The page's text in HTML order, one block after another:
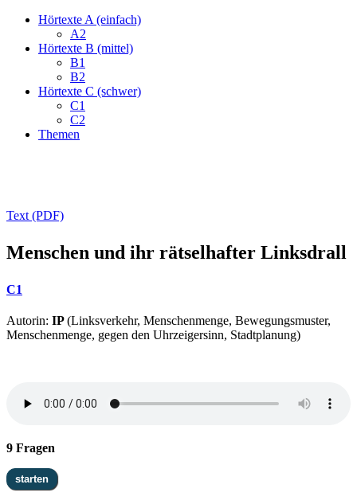
Hörtexte A (einfach)
A2
Hörtexte B (mittel)
B1
B2
Hörtexte C (schwer)
C1
C2
Themen
Text (PDF)
Menschen und ihr rätselhafter Linksdrall
C1
Autorin: IP(Linksverkehr, Menschenmenge, Bewegungsmuster,
Menschenmenge, gegen den Uhrzeigersinn, Stadtplanung)
9 Fragen